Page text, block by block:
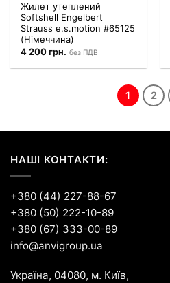
Жилет утеплений
Softshell Engelbert
Strauss e.s.motion #65125
(Німеччина)
4 200грн. без ПДВ
1 2
НАШІ КОНТАКТИ:
+380 (44) 227-88-67
+380 (50) 222-10-89
+380 (67) 333-00-89
info@anvigroup.ua
Україна, 04080, м. Київ,